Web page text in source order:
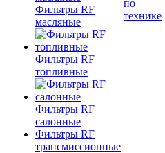
Фильтры RF
масляные
Фильтры RF
топливные
Фильтры RF
салонные
Фильтры RF
трансмиссионные
по
технике